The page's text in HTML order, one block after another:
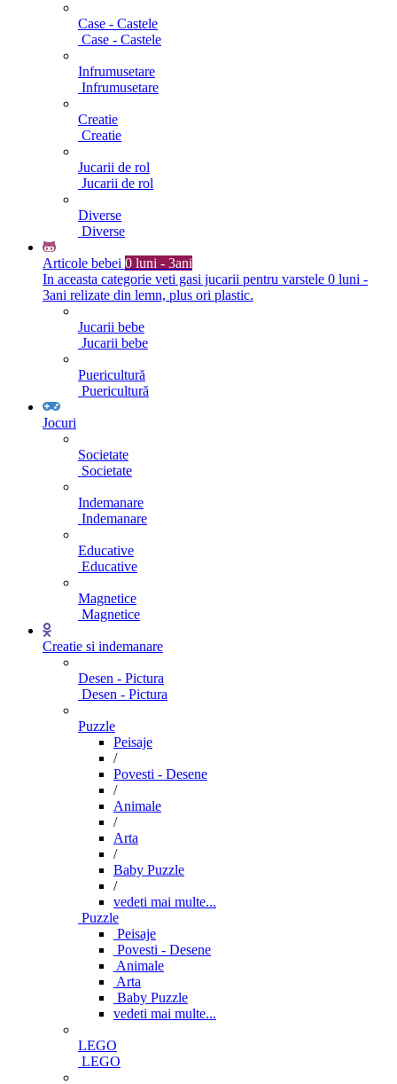
Case - Castele
Case - Castele
Infrumusetare
Infrumusetare
Creatie
Creatie
Jucarii de rol
Jucarii de rol
Diverse
Diverse
Articole bebei 0 luni - 3ani
In aceasta categorie veti gasi jucarii pentru varstele 0 luni -
3ani relizate din lemn, plus ori plastic.
Jucarii bebe
Jucarii bebe
Puericultură
Puericultură
Jocuri
Societate
Societate
Indemanare
Indemanare
Educative
Educative
Magnetice
Magnetice
Creatie si indemanare
Desen - Pictura
Desen - Pictura
Puzzle
Peisaje
/
Povesti - Desene
/
Animale
/
Arta
/
Baby Puzzle
/
vedeti mai multe...
Puzzle
Peisaje
Povesti - Desene
Animale
Arta
Baby Puzzle
vedeti mai multe...
LEGO
LEGO